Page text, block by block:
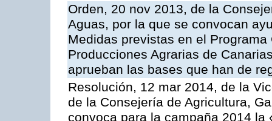
Orden, 20 nov 2013, de la
Aguas, por la que se convocan
Medidas previstas en el
Producciones Agrarias de
aprueban las bases que han de
Resolución, 12 mar 2014, de la
de la Consejería de Agricultura,
convoca para la campaña 2014 la